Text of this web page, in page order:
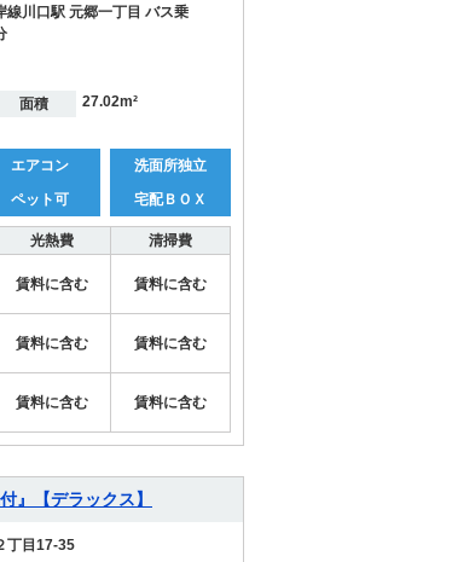
線川口駅 元郷一丁目 バス乗
面積 27.02m²
エアコン
洗面所独立
ペット可 宅配ＢＯＸ
光熱費
清掃費
賃料に含む 賃料に含む
賃料に含む 賃料に含む
賃料に含む 賃料に含む
』【デラックス】
丁目17-35